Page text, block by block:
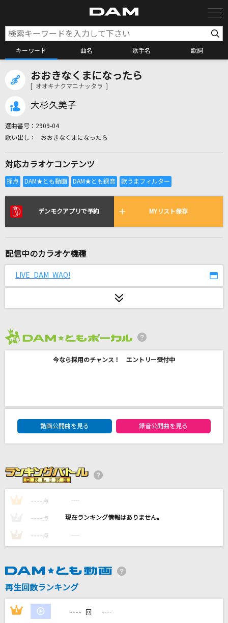
キーワード 曲名 歌手名 歌詞
カラオケ検索
全国りれき
リアルタイムで歌われている曲の一覧
Karma Chameleon [カーマは気まぐれ(ビデオ
クリップバージョン)]
Creepy Nuts
とんぼり情話
CUTIE STREET
君と夏フェス
ファタール
Falco-ファルコ-
[生音]会いたかった
AKB48
おおきなくまになったら
[ オオキナクマニナッタラ ]
大杉久美子
選曲番号： 2909-04
おおきなくまになったら
対応カラオケコンテンツ
デンモクアプリで予約 MYリスト保存
配信中のカラオケ機種
LIVE DAM WAO!
今なら採用のチャンス！ エントリー受付中
DAM★ともボーカルエントリーランキング
動画公開曲を見る
録音公開曲を見る
1 ---- 点 ----
---- 点 ----
3 ---- 点 ----
再生回数ランキング
1 ---- 回 ----